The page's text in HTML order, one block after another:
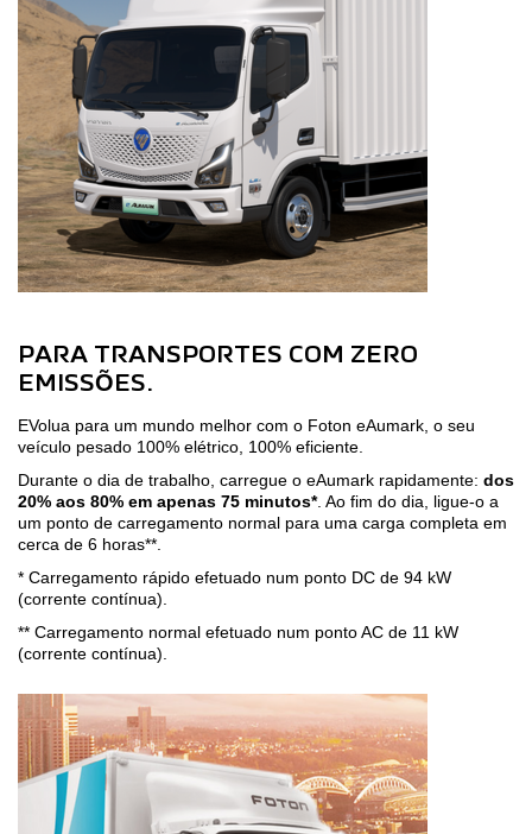
PARA TRANSPORTES COM ZERO
EMISSÕES.
EVolua para um mundo melhor com o Foton eAumark, o seu
veículo pesado 100% elétrico, 100% eficiente.
Durante o dia de trabalho, carregue o eAumark rapidamente: dos
20% aos 80% em apenas 75 minutos*. Ao fim do dia, ligue-o a
um ponto de carregamento normal para uma carga completa em
cerca de 6 horas**.
* Carregamento rápido efetuado num ponto DC de 94 kW
(corrente contínua).
** Carregamento normal efetuado num ponto AC de 11 kW
(corrente contínua).